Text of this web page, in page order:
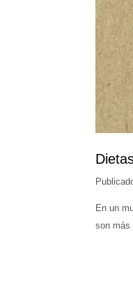
En un
son más